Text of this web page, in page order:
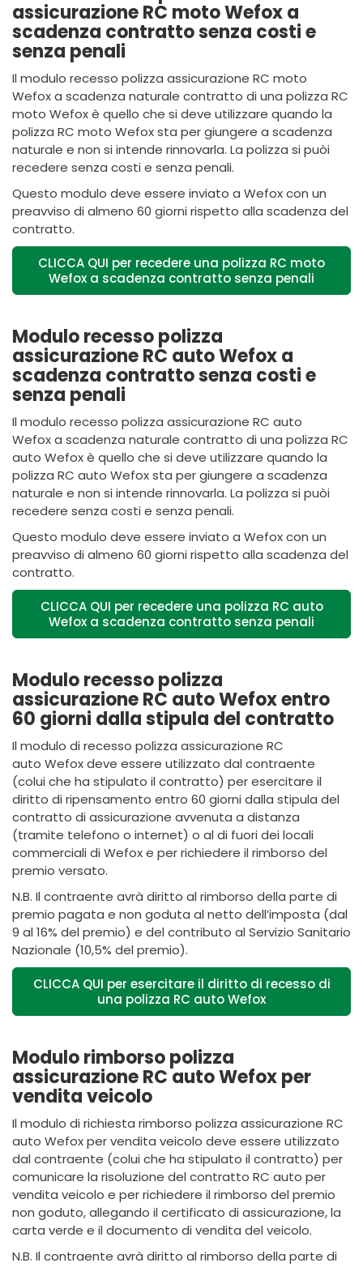
assicurazione RC moto Wefox a
scadenza contratto senza costi e
senza penali
Il modulo recesso polizza assicurazione RC moto
Wefox a scadenza naturale contratto di una polizza RC
moto Wefox è quello che si deve utilizzare quando la
polizza RC moto Wefox sta per giungere a scadenza
naturale e non si intende rinnovarla. La polizza si puòi
recedere senza costi e senza penali.
Questo modulo deve essere inviato a Wefox con un
preavviso di almeno 60 giorni rispetto alla scadenza del
contratto.
CLICCA QUI per recedere una polizza RC moto
Wefox a scadenza contratto senza penali
Modulo recesso polizza
assicurazione RC auto Wefox a
scadenza contratto senza costi e
senza penali
Il modulo recesso polizza assicurazione RC auto
Wefox a scadenza naturale contratto di una polizza RC
auto Wefox è quello che si deve utilizzare quando la
polizza RC auto Wefox sta per giungere a scadenza
naturale e non si intende rinnovarla. La polizza si puòi
recedere senza costi e senza penali.
Questo modulo deve essere inviato a Wefox con un
preavviso di almeno 60 giorni rispetto alla scadenza del
contratto.
CLICCA QUI per recedere una polizza RC auto
Wefox a scadenza contratto senza penali
Modulo recesso polizza
assicurazione RC auto Wefox entro
60 giorni dalla stipula del contratto
Il modulo di recesso polizza assicurazione RC
auto Wefox deve essere utilizzato dal contraente
(colui che ha stipulato il contratto) per esercitare il
diritto di ripensamento entro 60 giorni dalla stipula del
contratto di assicurazione avvenuta a distanza
(tramite telefono o internet) o al di fuori dei locali
commerciali di Wefox e per richiedere il rimborso del
premio versato.
N.B. Il contraente avrà diritto al rimborso della parte di
premio pagata e non goduta al netto dell’imposta (dal
9 al 16% del premio) e del contributo al Servizio Sanitario
Nazionale (10,5% del premio).
CLICCA QUI per esercitare il diritto di recesso di
una polizza RC auto Wefox
Modulo rimborso polizza
assicurazione RC auto Wefox per
vendita veicolo
Il modulo di richiesta rimborso polizza assicurazione RC
auto Wefox per vendita veicolo deve essere utilizzato
dal contraente (colui che ha stipulato il contratto) per
comunicare la risoluzione del contratto RC auto per
vendita veicolo e per richiedere il rimborso del premio
non goduto, allegando il certificato di assicurazione, la
carta verde e il documento di vendita del veicolo.
N.B. Il contraente avrà diritto al rimborso della parte di